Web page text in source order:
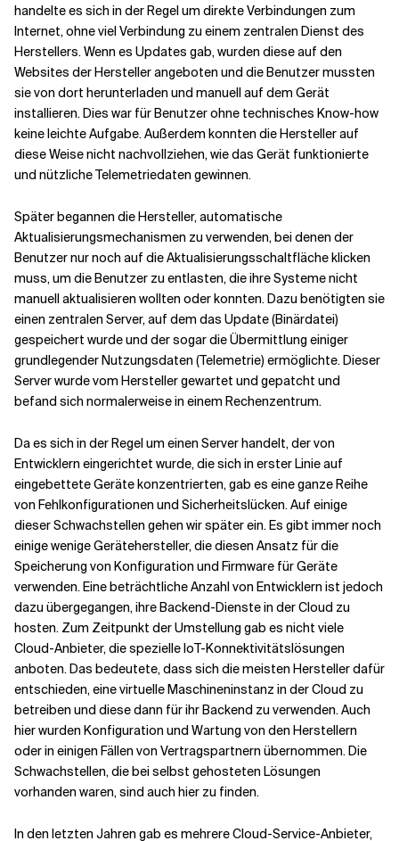
handelte es sich in der Regel um direkte Verbindungen zum
Internet, ohne viel Verbindung zu einem zentralen Dienst des
Herstellers. Wenn es Updates gab, wurden diese auf den
Websites der Hersteller angeboten und die Benutzer mussten
sie von dort herunterladen und manuell auf dem Gerät
installieren. Dies war für Benutzer ohne technisches Know-how
keine leichte Aufgabe. Außerdem konnten die Hersteller auf
diese Weise nicht nachvollziehen, wie das Gerät funktionierte
und nützliche Telemetriedaten gewinnen.
Später begannen die Hersteller, automatische
Aktualisierungsmechanismen zu verwenden, bei denen der
Benutzer nur noch auf die Aktualisierungsschaltfläche klicken
muss, um die Benutzer zu entlasten, die ihre Systeme nicht
manuell aktualisieren wollten oder konnten. Dazu benötigten sie
einen zentralen Server, auf dem das Update (Binärdatei)
gespeichert wurde und der sogar die Übermittlung einiger
grundlegender Nutzungsdaten (Telemetrie) ermöglichte. Dieser
Server wurde vom Hersteller gewartet und gepatcht und
befand sich normalerweise in einem Rechenzentrum.
Da es sich in der Regel um einen Server handelt, der von
Entwicklern eingerichtet wurde, die sich in erster Linie auf
eingebettete Geräte konzentrierten, gab es eine ganze Reihe
von Fehlkonfigurationen und Sicherheitslücken. Auf einige
dieser Schwachstellen gehen wir später ein. Es gibt immer noch
einige wenige Gerätehersteller, die diesen Ansatz für die
Speicherung von Konfiguration und Firmware für Geräte
verwenden. Eine beträchtliche Anzahl von Entwicklern ist jedoch
dazu übergegangen, ihre Backend-Dienste in der Cloud zu
hosten. Zum Zeitpunkt der Umstellung gab es nicht viele
Cloud-Anbieter, die spezielle IoT-Konnektivitätslösungen
anboten. Das bedeutete, dass sich die meisten Hersteller dafür
entschieden, eine virtuelle Maschineninstanz in der Cloud zu
betreiben und diese dann für ihr Backend zu verwenden. Auch
hier wurden Konfiguration und Wartung von den Herstellern
oder in einigen Fällen von Vertragspartnern übernommen. Die
Schwachstellen, die bei selbst gehosteten Lösungen
vorhanden waren, sind auch hier zu finden.
In den letzten Jahren gab es mehrere Cloud-Service-Anbieter,